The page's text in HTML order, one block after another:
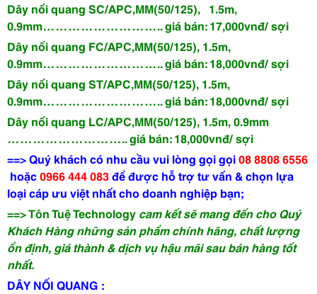
Dây nối quang SC/APC,MM(50/125), 1.5m,
0.9mm……………………….. giá bán: 17,000vnđ/ sợi
Dây nối quang FC/APC,MM(50/125), 1.5m,
0.9mm……………………….. giá bán: 18,000vnđ/ sợi
Dây nối quang ST/APC,MM(50/125), 1.5m,
0.9mm……………………….. giá bán: 18,000vnđ/ sợi
Dây nối quang LC/APC,MM(50/125), 1.5m, 0.9mm
……………………….. giá bán: 18,000vnđ/ sợi
==> Quý khách có nhu cầu vui lòng gọigọi08 8808 6556
hoặc0966 444 083để được hỗ trợ tư vấn & chọn lựa
loại cáp ưu việt nhất cho doanh nghiệp bạn;
==> Tôn Tuệ Technology cam kết sẽ mang đến cho Quý
Khách Hàng những sản phẩm chính hãng, chất lượng
ổn định, giá thành & dịch vụ hậu mãi sau bán hàng tốt
nhất.
DÂY NỐI QUANG :